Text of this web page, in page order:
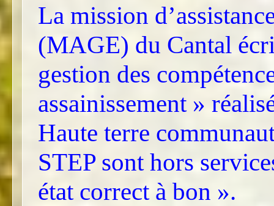
La mission
(MAGE) du Cantal
gestion des
assainissement »
Haute terre
STEP sont hors
état correct à bon ».